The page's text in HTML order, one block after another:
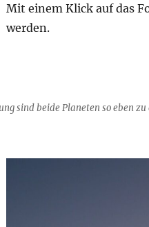
Mit einem Klick auf das
werden.
sind beide Planeten so eben zu